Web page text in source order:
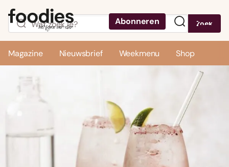
Abonneren Zoek
Magazine Nieuwsbrief Weekmenu Shop